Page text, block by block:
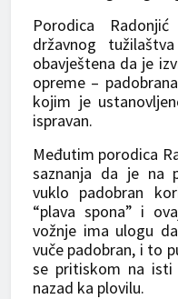
Porodica
državnog
obavještena da je
opreme –
kojim je
ispravan.
Međutim porodica
saznanja da je na
vuklo padobran
“plava spona” i
vožnje ima ulogu
vuče padobran, i to
se pritiskom na isti
nazad ka plovilu.